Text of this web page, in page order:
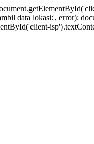
data lokasi:', error);